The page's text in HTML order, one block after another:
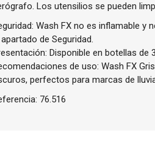
Los utensilios se pueden
Wash FX no es inflamable
de Seguridad.
Disponible en botellas
de uso: Wash FX
perfectos para marcas de
76.516